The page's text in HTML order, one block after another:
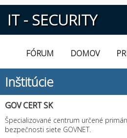
IT - SECURITY
FÓRUM DOMOV
Inštitúcie
GOV CERT SK
Špecializované centrum určené
bezpečnosti siete GOVNET.